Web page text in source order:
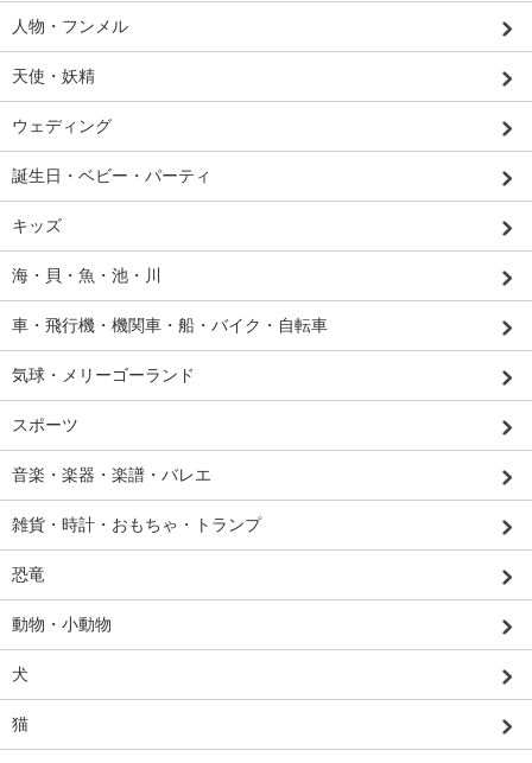
人物・フンメル
天使・妖精
ウェディング
誕生日・ベビー・パーティ
キッズ
海・貝・魚・池・川
車・飛行機・機関車・船・バイク・自転車
気球・メリーゴーランド
スポーツ
音楽・楽器・楽譜・バレエ
雑貨・時計・おもちゃ・トランプ
恐竜
動物・小動物
犬
猫